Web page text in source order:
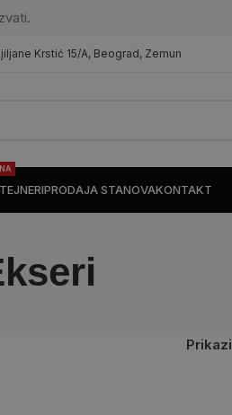
Krstić 15/A, Beograd, Zemun
PRODAJA STANOVAKONTAKT
Prikazi